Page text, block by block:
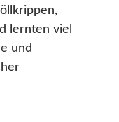
lernten viel
und